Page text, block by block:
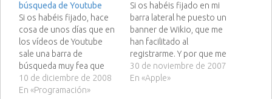
búsqueda de Youtube
Si os habéis fijado, hace
cosa de unos días que en
los vídeos de Youtube
sale una barra de
búsqueda muy fea que
tapa la parte superior del
vídeo, como por ejemplo
10 de diciembre de 2008
En «Programación»
Si os habéis fijado en mi
barra lateral he puesto un
banner de Wikio, que me
han facilitado al
registrarme. Y por que me
he registrado?, porque
sólo por registrarme
30 de noviembre de 2007
En «Apple»